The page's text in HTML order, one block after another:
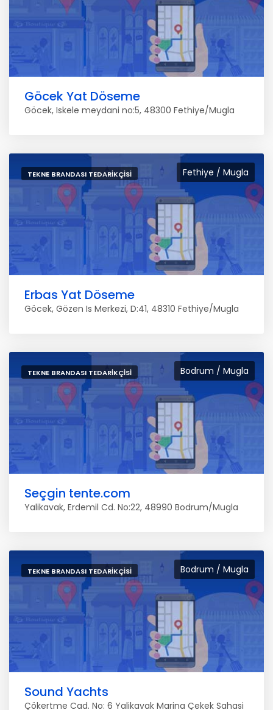
Göcek Yat Döseme
Göcek, Iskele meydani no:5, 48300 Fethiye/Mugla
Fethiye / Mugla
TEKNE BRANDASI TEDARIKÇISI
Erbas Yat Döseme
Göcek, Gözen Is Merkezi, D:41, 48310 Fethiye/Mugla
Bodrum / Mugla
TEKNE BRANDASI TEDARIKÇISI
Seçgin tente.com
Yalikavak, Erdemil Cd. No:22, 48990 Bodrum/Mugla
Bodrum / Mugla
TEKNE BRANDASI TEDARIKÇISI
Sound Yachts
Çökertme Cad. No: 6 Yalikavak Marina Çekek Sahasi